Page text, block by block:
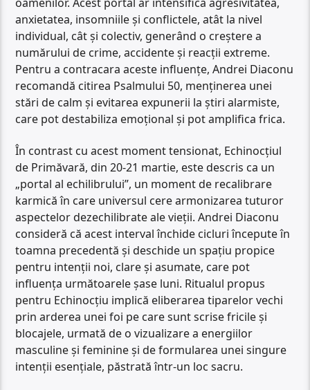
anxietatea, insomniile și conflictele, atât la nivel
individual, cât și colectiv, generând o creștere a
numărului de crime, accidente și reacții extreme.
Pentru a contracara aceste influențe, Andrei Diaconu
recomandă citirea Psalmului 50, menținerea unei
stări de calm și evitarea expunerii la știri alarmiste,
care pot destabiliza emoțional și pot amplifica frica.
În contrast cu acest moment tensionat, Echinocțiul
de Primăvară, din 20-21 martie, este descris ca un
„portal al echilibrului”, un moment de recalibrare
karmică în care universul cere armonizarea tuturor
aspectelor dezechilibrate ale vieții. Andrei Diaconu
consideră că acest interval închide cicluri începute în
toamna precedentă și deschide un spațiu propice
pentru intenții noi, clare și asumate, care pot
influența următoarele șase luni. Ritualul propus
pentru Echinocțiu implică eliberarea tiparelor vechi
prin arderea unei foi pe care sunt scrise fricile și
blocajele, urmată de o vizualizare a energiilor
masculine și feminine și de formularea unei singure
intenții esențiale, păstrată într-un loc sacru.